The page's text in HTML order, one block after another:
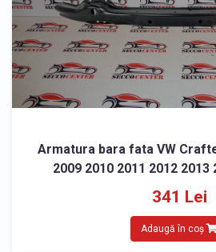
Armatura bara fata VW
2009 2010 2011 2012 2013
341 Lei
Adaugă în coș